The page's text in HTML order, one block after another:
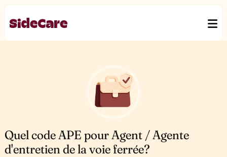
Quel code APE pour Agent / Agente
d'entretien de la voie ferrée?